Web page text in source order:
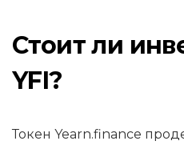
Стоит ли
YFI?
Токен Yearn.finance